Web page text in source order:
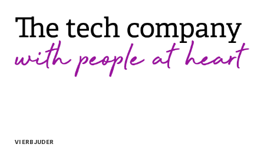
VI ERBJUDER